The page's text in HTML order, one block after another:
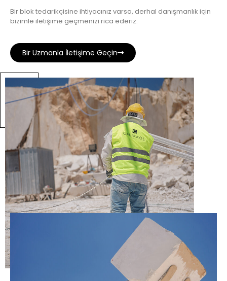
Bir blok tedarikçisine ihtiyacınız varsa, derhal danışmanlık için
bizimle iletişime geçmenizi rica ederiz.
Bir Uzmanla İletişime Geçin